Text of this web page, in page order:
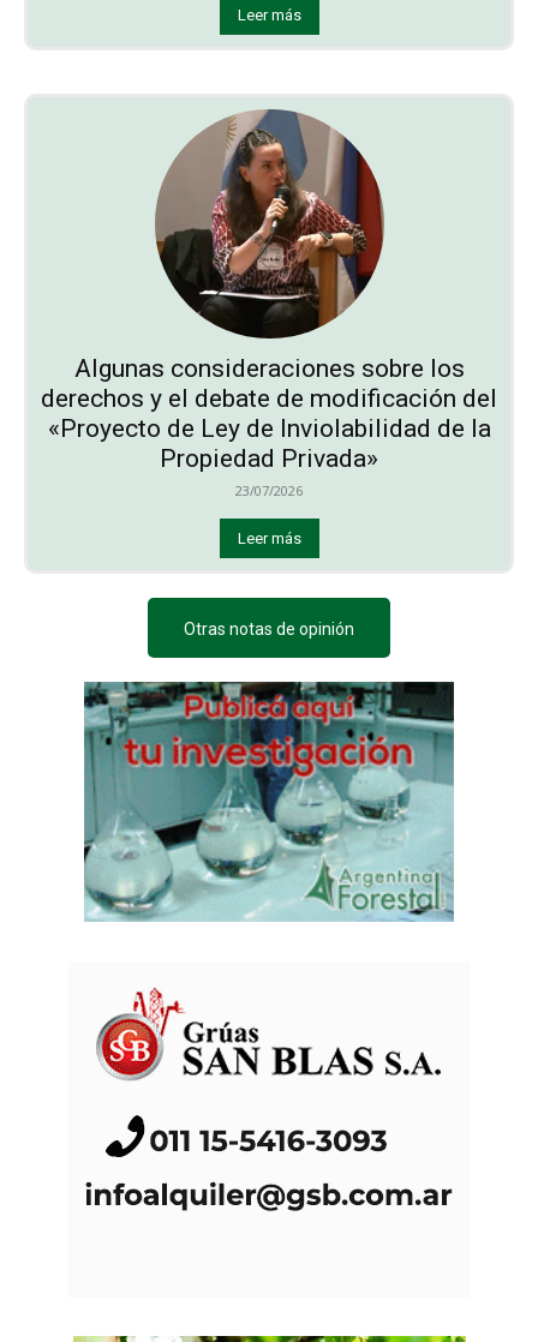
Leer más
Algunas consideraciones sobre los
derechos y el debate de modificación del
«Proyecto de Ley de Inviolabilidad de la
Propiedad Privada»
23/07/2026
Leer más
Otras notas de opinión